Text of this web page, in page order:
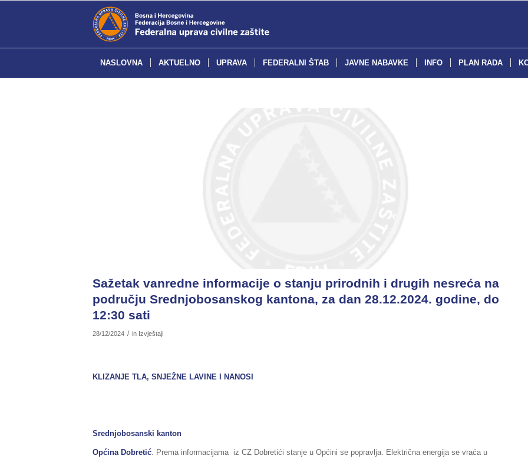
NASLOVNA AKTUELNO UPRAVA FEDERALNI ŠTAB JAVNE NABAVKE INFO PLAN RADA
Sažetak vanredne informacije o stanju prirodnih i drugih nesreća na
području Srednjobosanskog kantona, za dan 28.12.2024. godine, do
12:30 sati
28/12/2024 / in Izvještaji
KLIZANJE TLA, SNJEŽNE LAVINE I NANOSI
Srednjobosanski kanton
Općina Dobretić . Prema informacijama iz CZ Dobretići stanje u Općini se popravlja. Električna energija se vraća u